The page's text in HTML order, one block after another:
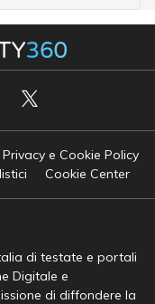
Privacy e Cookie Policy
Cookie Center
di testate e portali
Digitale e
di diffondere la